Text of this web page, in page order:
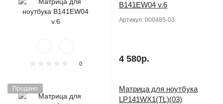
0
B141EW04 v.6
Артикул: 000485-03
4 580р.
Продано
Матрица для ноутбука
LP141WX1(TL)(03)